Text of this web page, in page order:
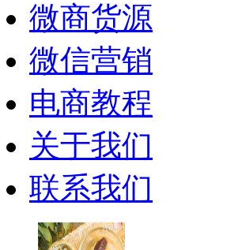
微商货源
微信营销
电商教程
关于我们
联系我们